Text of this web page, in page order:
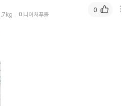
미니어처푸들
0